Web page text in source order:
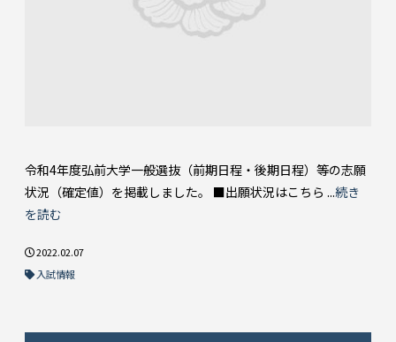
令和4年度弘前大学一般選抜（前期日程・後期日程）等の志願
状況（確定値）を掲載しました。 ■出願状況はこちら ...続き
を読む
2022.02.07
入試情報